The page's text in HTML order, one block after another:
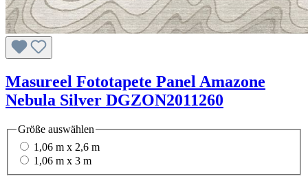
Masureel Fototapete Panel Amazone
Nebula Silver DGZON2011260
Größe auswählen
1,06 m x 2,6 m
1,06 m x 3 m